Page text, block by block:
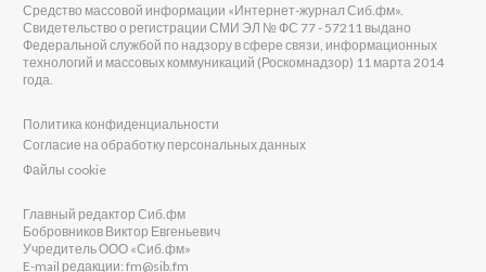
Средство массовой информации «Интернет-журнал Сиб.фм».
Свидетельство о регистрации СМИ ЭЛ № ФС 77 - 57211 выдано
Федеральной службой по надзору в сфере связи, информационных
технологий и массовых коммуникаций (Роскомнадзор) 11 марта 2014
года.
Политика конфиденциальности
Согласие на обработку персональных данных
Файлы cookie
Главный редактор Сиб.фм
Бобровников Виктор Евгеньевич
Учредитель ООО «Сиб.фм»
E-mail редакции: fm@sib.fm